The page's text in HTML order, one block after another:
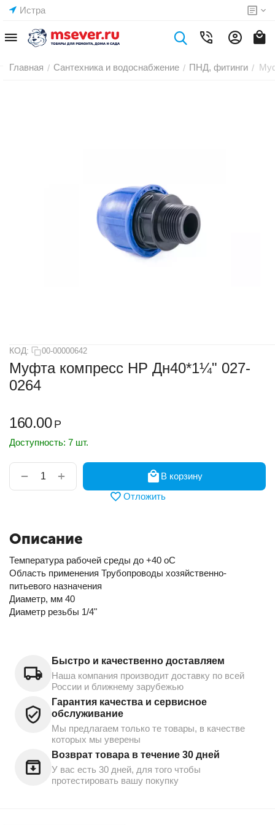
Истра
Главная / Сантехника и водоснабжение / ПНД, фитинги /
КОД: 00-00000642
Муфта компресс НР Дн40*1¼" 027-
0264
160.00 Р
Доступность: 7 шт.
+
−
В корзину
Отложить
Описание
Температура рабочей среды до +40 oC
Область применения Трубопроводы хозяйственно-
питьевого назначения
Диаметр, мм 40
Диаметр резьбы 1/4"
Быстро и качественно доставляем
Наша компания производит доставку по всей
России и ближнему зарубежью
Гарантия качества и сервисное
обслуживание
Мы предлагаем только те товары, в качестве
которых мы уверены
Возврат товара в течение 30 дней
У вас есть 30 дней, для того чтобы
протестировать вашу покупку